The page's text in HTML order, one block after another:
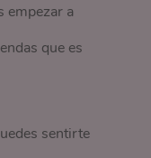
empezar a
que es
sentirte